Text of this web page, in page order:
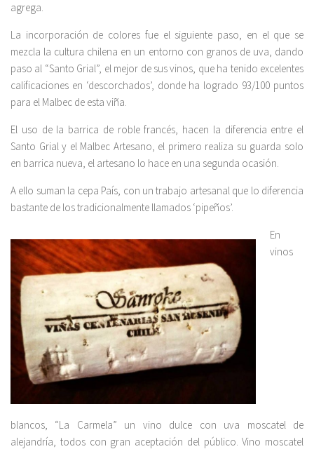
agrega.
La incorporación de colores fue el siguiente paso, en el que se
mezcla la cultura chilena en un entorno con granos de uva, dando
paso al “Santo Grial”, el mejor de sus vinos, que ha tenido excelentes
calificaciones en ‘descorchados’, donde ha logrado 93/100 puntos
para el Malbec de esta viña.
El uso de la barrica de roble francés, hacen la diferencia entre el
Santo Grial y el Malbec Artesano, el primero realiza su guarda solo
en barrica nueva, el artesano lo hace en una segunda ocasión.
A ello suman la cepa País, con un trabajo artesanal que lo diferencia
bastante de los tradicionalmente llamados ‘pipeños’.
En
vinos
blancos, “La Carmela” un vino dulce con uva moscatel de
alejandría, todos con gran aceptación del público. Vino moscatel